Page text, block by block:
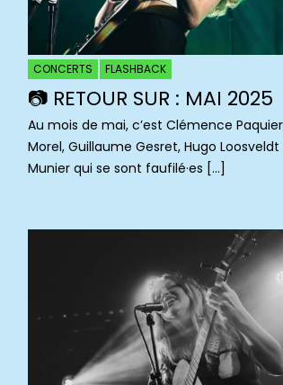
CONCERTS FLASHBACK
📷 RETOUR SUR : MAI 2025
Au mois de mai, c’est Clémence
Morel, Guillaume Gesret, Hugo
Munier qui se sont faufilé·es […]